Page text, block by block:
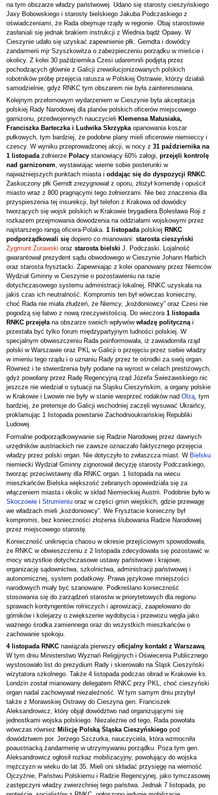
na tym obszarze władzy państwowej. Udano się starosty cieszyńskiego
Jaxy Bobowskiego i starosty bielskiego Jakuba Podczaskiego z
oświadczeniami, że Rada obejmuje rządy w regionie. Obaj starostowie
zasłaniali się jednak brakiem instrukcji z Wiednia bądź Opawy. W
Cieszynie udało się uzyskać zapewnienie płk. Gerndta i dowódcy
żandarmerii mjr Szyszkowitza o zabezpieczeniu porządku w mieście i
okolicy. Z kolei 30 października Czesi udaremnili podjętą przez
pochodzących głównie z Galicji zrewolucjonizowanych polskich
robotników próbę przejęcia ratusza w Polskiej Ostrawie, którzy działali
samodzielnie, gdyż RNKC tym obszarem nie była zainteresowana.
Kolejnym przełomowym wydarzeniem w Cieszynie była akceptacja
polskiej Rady Narodowej dla planów polskich oficerów miejscowego
garnizonu, przedwojennych nauczycieli Klemensa Matusiaka,
Franciszka Barteczka i Ludwika Skrzypkaopanowania koszar
pułkowych, tym bardziej, że podobne plany mieli oficerowie niemieccy i
czescy. W wyniku przeprowadzonej akcji, w nocy z 31 października na
1 listopadażołnierze Polacystanowiący 60% załogi, przejęli kontrolę
nad garnizonem, wystawiając wierne sobie posterunki w
najważniejszych punktach miasta i oddając się do dyspozycji RNKC.
Zaskoczony płk Gerndt zrezygnował z oporu, złożył komendę i opuścił
miasto wraz z 800 pragnącymi tego żołnierzami. Nie bez znaczenia dla
przyspieszenia tej insurekcji, był telefon z Krakowa od dowódcy
tworzących się wojsk polskich w Krakowie brygadiera Bolesława Roji z
rozkazem przejmowania dowodzenia na oddziałami wojskowymi przez
najstarszego rangą oficera-Polaka. 1 listopadapolskiej RNKC
podporządkowali siędopiero co mianowani: starosta cieszyński
Zygmunt Żurawski oraz starosta bielski J. Podczaski. Lojalność
gwarantował prezydent sądu obwodowego w Cieszynie Johann Harbich
oraz starosta frysztacki. Zapewniając z kolei opanowany przez Niemców
Wydział Gminny w Cieszynie o pozostawieniu na razie
dotychczasowego systemu administracji lokalnej, RNKC uzyskała na
jakiś czas ich neutralność. Kompromis ten był wówczas konieczny,
choć Rada nie miała złudzeń, że Niemcy, „kożdoniowcy” oraz Czesi nie
pogodzą się łatwo z nową rzeczywistością. Do wieczora 1 listopada
RNKC przejęłana obszarze swoich wpływów władzę politycznąi
przestała być tylko forum międzypartyjnym ludności polskiej. W
specjalnym obwieszczeniu Rada poinformowała, iż zawiadomiła rząd
polski w Warszawie oraz PKL w Galicji o przejęciu przez siebie władzy
w imieniu tego rządu i o uznaniu Rady przez te ośrodki za swój organ.
Również i te stwierdzenia były podane na wyrost w celach prestiżowych,
gdyż powołany przez Radę Regencyjną rząd Józefa Świeżawskiego nic
jeszcze nie wiedział o sytuacji na Śląsku Cieszyńskim, a organy polskie
w Krakowie i Lwowie nie były w stanie wesprzeć rodaków nad Olzą, tym
bardziej, że pretensje do Galicji wschodniej zaczęli wysuwać Ukraińcy,
proklamując 1 listopada powstanie Zachodnioukraińskiej Republiki
Ludowej.
Formalne podporządkowywanie się Radzie Narodowej przez dawnych
urzędników austriackich nie zawsze oznaczało faktycznego przejęcia
władzy przez polski organ. Nie dotyczyło to zwłaszcza miast. W Bielsku
niemiecki Wydział Gminny zignorował decyzję starosty Podczaskiego,
tworząc przeciwstawny dla RNKC organ. 1 listopada na wiecu
mieszkańców Bielska większość zebranych opowiedziała się za
włączeniem miasta i okolic w skład Niemieckiej Austrii. Podobnie było w
Skoczowiei Strumieniuoraz w części gmin wiejskich, gdzie przewagę
we władzach mieli „kożdoniowcy”. We Frysztacie konieczny był
kompromis, bez konieczności złożenia ślubowania Radzie Narodowej
przez miejscowego starostę.
Konieczność uniknięcia chaosu w okresie przejściowym spowodowała,
że RNKC w obwieszczeniu z 2 listopada zdecydowała się pozostawić w
mocy wszystkie dotychczasowe ustawy państwowe i krajowe,
organizację sądownictwa, szkolnictwa, administracji państwowej i
autonomicznej, system podatkowy. Prawa językowe mniejszości
narodowych miały być szanowane. Podkreślano konieczność
stosowania się do zarządzeń starostw w priorytetowych dla regionu
sprawach kontyngentów rolniczych i aprowizacji, zaapelowano do
górników i kolejarzy o zwiększenie wydobycia i przewozu węgla jako
ważnego środka zamiennego oraz do wszystkich mieszkańców o
zachowanie spokoju.
4 listopada RNKCnawiązała pierwszy oficjalny kontakt z Warszawą.
W tym dniu Ministerstwo Wyznań Religijnych i Oświecenia Publicznego
wystosowało list do prezydium Rady i skierowało na Śląsk Cieszyński
wizytatora szkolnego. Także 4 listopada podczas obrad w Krakowie ks.
Londzin został mianowany delegatem RNKC przy PKL, choć cieszyński
organ nadal zachowywał niezależność. W tym samym dniu przybył
także z Morawskiej Ostrawy do Cieszyna gen. Franciszek
Aleksandrowicz, który objął dowództwo nad organizującymi się
jednostkami wojska polskiego. Niezależnie od tego, Rada powołała
wówczas również Milicję Polską Śląska Cieszyńskiegopod
dowództwem por. Jerzego Szczurka, nauczyciela, która wzmocniła
poaustriacką żandarmerię w utrzymywaniu porządku. Poza tym gen.
Aleksandrowicz ogłosił rozkaz mobilizacyjny, powołujący do wojska
mężczyzn w wieku do lat 35. Mieli oni składać przysięgę na wierność
Ojczyźnie, Państwu Polskiemu i Radzie Regencyjnej, jako tymczasowej
zastępczyni władzy zwierzchniej tego państwa. Jednak 7 listopada, po